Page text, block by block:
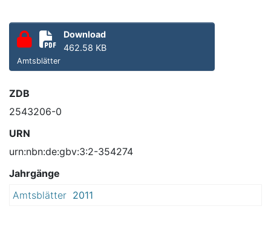
Download
462.58 KB
Amtsblätter
ZDB
2543206-0
URN
urn:nbn:de:gbv:3:2-354274
Jahrgänge
Amtsblätter 2011